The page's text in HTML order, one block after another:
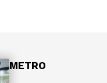
METRO